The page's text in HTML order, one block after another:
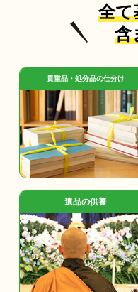
全て
含
貴重品・処分品の仕分け
遺品の供養